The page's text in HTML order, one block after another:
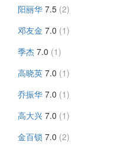
阳丽华 7.5 (2)
邓友金 7.0 (1)
季杰 7.0 (1)
高晓英 7.0 (1)
乔振华 7.0 (1)
高大兴 7.0 (1)
金百锁 7.0 (2)